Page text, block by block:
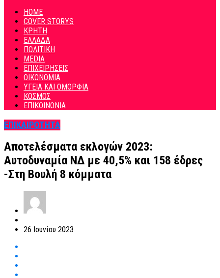
HOME
COVER STORYS
ΚΡΗΤΗ
ΕΛΛΑΔΑ
ΠΟΛΙΤΙΚΗ
MEDIA
ΕΠΙΧΕΙΡΗΣΕΙΣ
ΟΙΚΟΝΟΜΙΑ
ΥΓΕΙΑ ΚΑΙ ΟΜΟΡΦΙΑ
ΚΟΣΜΟΣ
ΕΠΙΚΟΙΝΩΝΙΑ
ΕΠΙΚΑΙΡΟΤΗΤΑ
Αποτελέσματα εκλογών 2023:
Αυτοδυναμία ΝΔ με 40,5% και 158 έδρες
-Στη Βουλή 8 κόμματα
26 Ιουνίου 2023